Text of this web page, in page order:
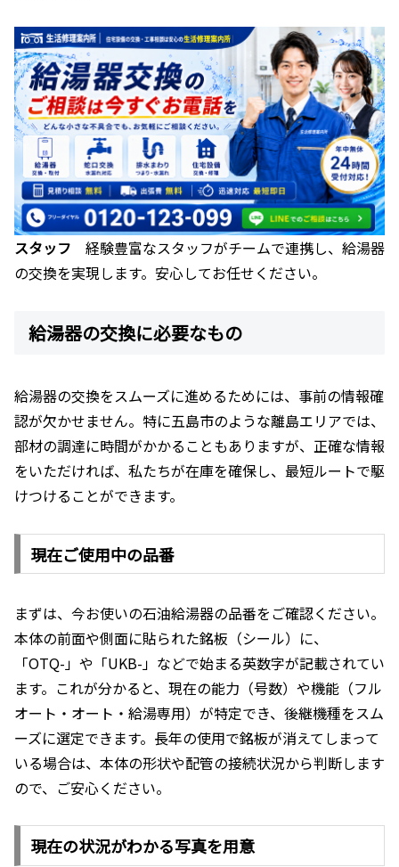
スタッフ 経験豊富なスタッフがチームで連携し、給湯器
の交換を実現します。安心してお任せください。
給湯器の交換に必要なもの
給湯器の交換をスムーズに進めるためには、事前の情報確
認が欠かせません。特に五島市のような離島エリアでは、
部材の調達に時間がかかることもありますが、正確な情報
をいただければ、私たちが在庫を確保し、最短ルートで駆
けつけることができます。
現在ご使用中の品番
まずは、今お使いの石油給湯器の品番をご確認ください。
本体の前面や側面に貼られた銘板（シール）に、
「OTQ-」や「UKB-」などで始まる英数字が記載されてい
ます。これが分かると、現在の能力（号数）や機能（フル
オート・オート・給湯専用）が特定でき、後継機種をスム
ーズに選定できます。長年の使用で銘板が消えてしまって
いる場合は、本体の形状や配管の接続状況から判断します
ので、ご安心ください。
現在の状況がわかる写真を用意